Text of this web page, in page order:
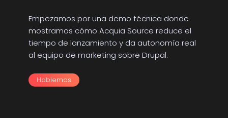
Empezamos por una demo técnica donde
mostramos cómo Acquia Source reduce el
tiempo de lanzamiento y da autonomía real
al equipo de marketing sobre Drupal.
Hablemos